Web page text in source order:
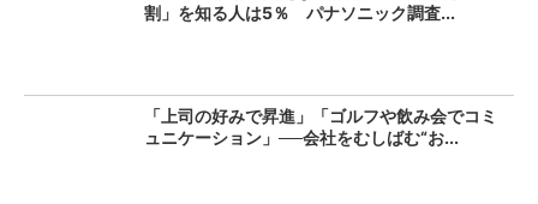
割」を知る人は5％ パナソニック調査...
「上司の好みで昇進」「ゴルフや飲み会でコミ
ュニケーション」──会社をむしばむ“お...